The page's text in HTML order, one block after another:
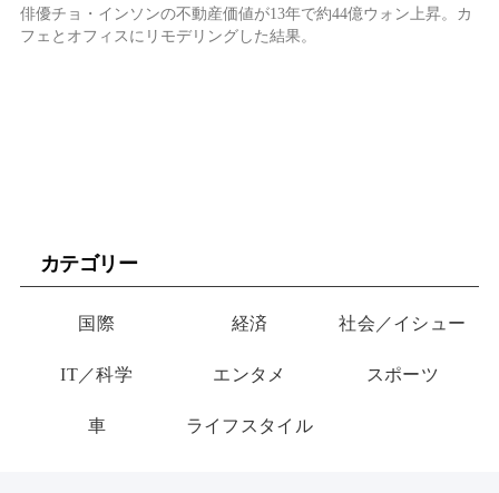
俳優チョ・インソンの不動産価値が13年で約44億ウォン上昇。カ
フェとオフィスにリモデリングした結果。
カテゴリー
国際 経済 社会／イシュー
IT／科学 エンタメ スポーツ
車 ライフスタイル